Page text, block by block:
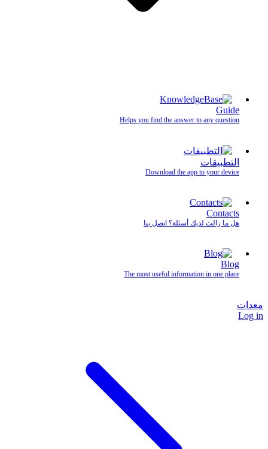
Guide
Helps you find the answer to any question
التطبيقات
Download the app to your device
Contacts
هل ما زالت لديك أسئلة؟ اتصل بنا
Blog
The most useful information in one place
معدات
Log in